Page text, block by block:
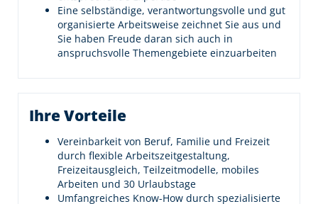
Eine selbständige, verantwortungsvolle und gut
organisierte Arbeitsweise zeichnet Sie aus und
Sie haben Freude daran sich auch in
anspruchsvolle Themengebiete einzuarbeiten
Ihre Vorteile
Vereinbarkeit von Beruf, Familie und Freizeit
durch flexible Arbeitszeitgestaltung,
Freizeitausgleich, Teilzeitmodelle, mobiles
Arbeiten und 30 Urlaubstage
Umfangreiches Know-How durch spezialisierte